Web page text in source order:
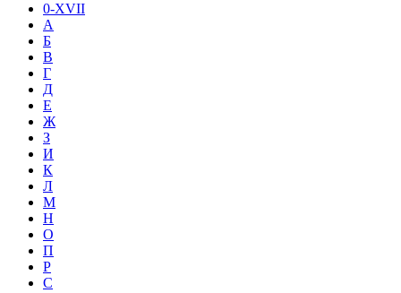
0-XVII
А
Б
В
Г
Д
Е
Ж
З
И
К
Л
М
Н
О
П
Р
С